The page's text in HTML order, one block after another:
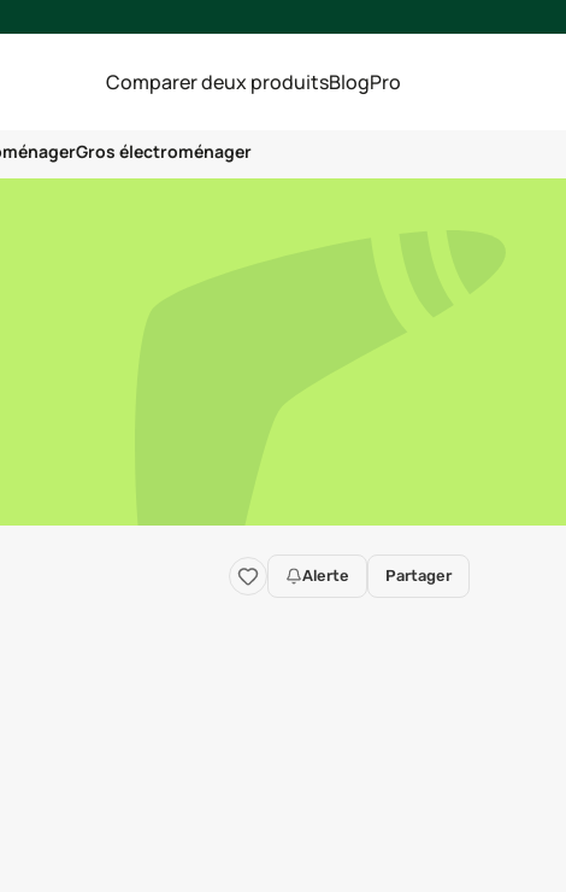
Comparer deux produitsBlogPro
Gros électroménager
Alerte Partager